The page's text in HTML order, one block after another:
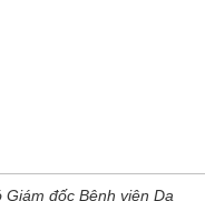
đốc Bệnh viện Da